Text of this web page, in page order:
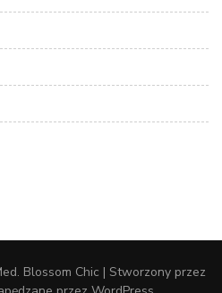
. Blossom Chic | Stworzony przez